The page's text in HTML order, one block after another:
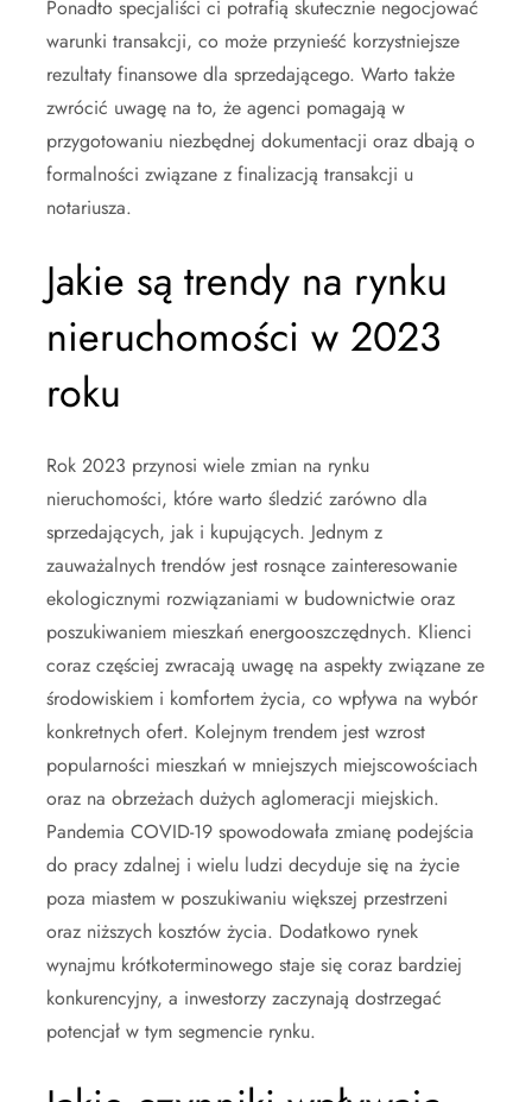
Ponadto specjaliści ci potrafią skutecznie negocjować
warunki transakcji, co może przynieść korzystniejsze
rezultaty finansowe dla sprzedającego. Warto także
zwrócić uwagę na to, że agenci pomagają w
przygotowaniu niezbędnej dokumentacji oraz dbają o
formalności związane z finalizacją transakcji u
notariusza.
Jakie są trendy na rynku
nieruchomości w 2023
roku
Rok 2023 przynosi wiele zmian na rynku
nieruchomości, które warto śledzić zarówno dla
sprzedających, jak i kupujących. Jednym z
zauważalnych trendów jest rosnące zainteresowanie
ekologicznymi rozwiązaniami w budownictwie oraz
poszukiwaniem mieszkań energooszczędnych. Klienci
coraz częściej zwracają uwagę na aspekty związane ze
środowiskiem i komfortem życia, co wpływa na wybór
konkretnych ofert. Kolejnym trendem jest wzrost
popularności mieszkań w mniejszych miejscowościach
oraz na obrzeżach dużych aglomeracji miejskich.
Pandemia COVID-19 spowodowała zmianę podejścia
do pracy zdalnej i wielu ludzi decyduje się na życie
poza miastem w poszukiwaniu większej przestrzeni
oraz niższych kosztów życia. Dodatkowo rynek
wynajmu krótkoterminowego staje się coraz bardziej
konkurencyjny, a inwestorzy zaczynają dostrzegać
potencjał w tym segmencie rynku.